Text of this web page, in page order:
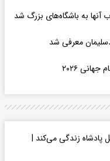
آنها به باشگاه‌های بزرگ شد
معرفی شد
۲۰۲۶
پادشاه زندگی می‌کند |